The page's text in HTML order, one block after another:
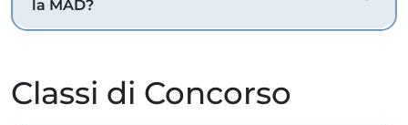
la MAD?
Classi di Concorso